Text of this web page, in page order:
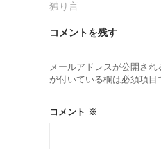
独り言
コメントを残す
メールアドレスが公開され
が付いている欄は必須項目
コメント ※